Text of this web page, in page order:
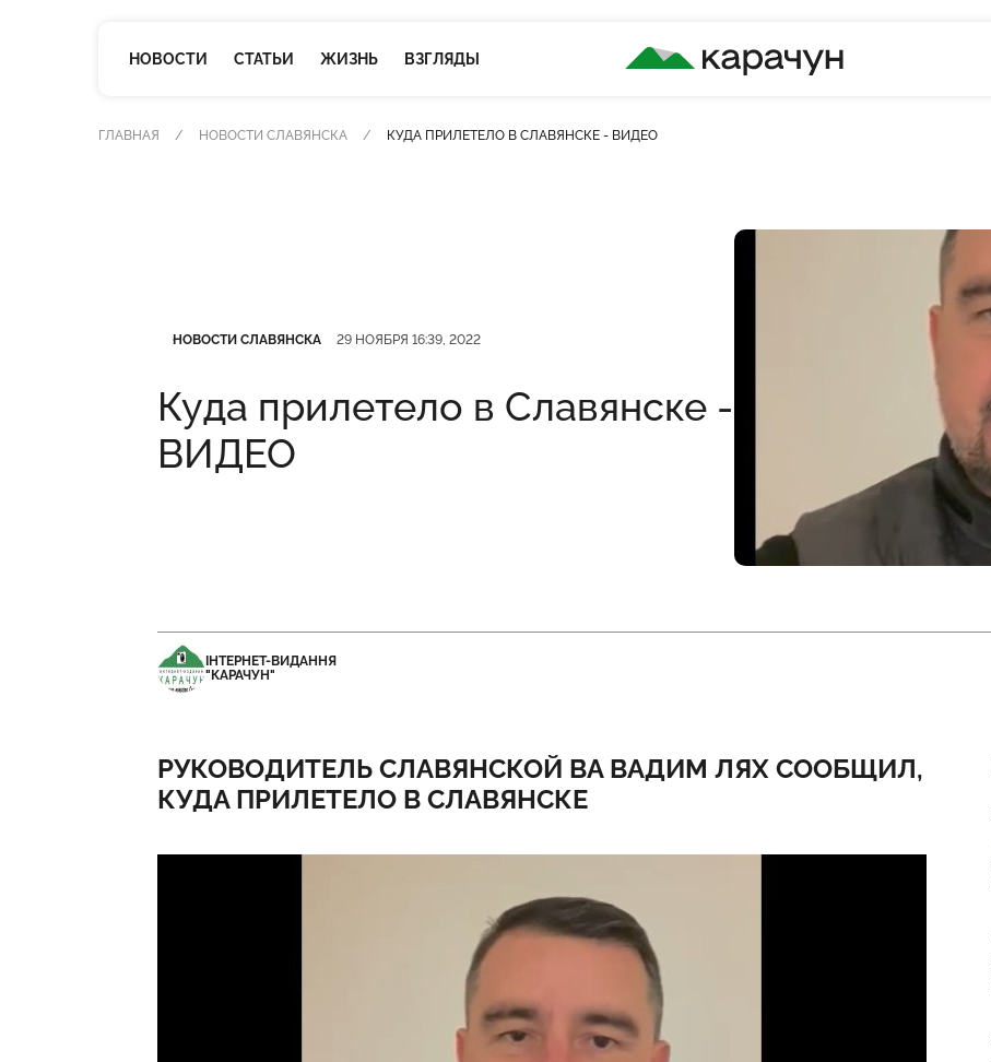
НОВОСТИ СТАТЬИ ЖИЗНЬ ВЗГЛЯДЫ
КАРАЧУН
ГЛАВНАЯ НОВОСТИ СЛАВЯНСКА КУДА ПРИЛЕТЕЛО В СЛАВЯНСКЕ - ВИДЕО
НОВОСТИ СЛАВЯНСКА 29 НОЯБРЯ 16:39, 2022
Куда прилетело в Славянске -
ВИДЕО
ІНТЕРНЕТ-ВИДАННЯ
"КАРАЧУН"
РУКОВОДИТЕЛЬ СЛАВЯНСКОЙ ВА ВАДИМ ЛЯХ СООБЩИЛ,
КУДА ПРИЛЕТЕЛО В СЛАВЯНСКЕ